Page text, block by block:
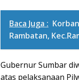
Baca Juga :
Rambatan,
Gubernur Sumbar
atas pelaksanaan